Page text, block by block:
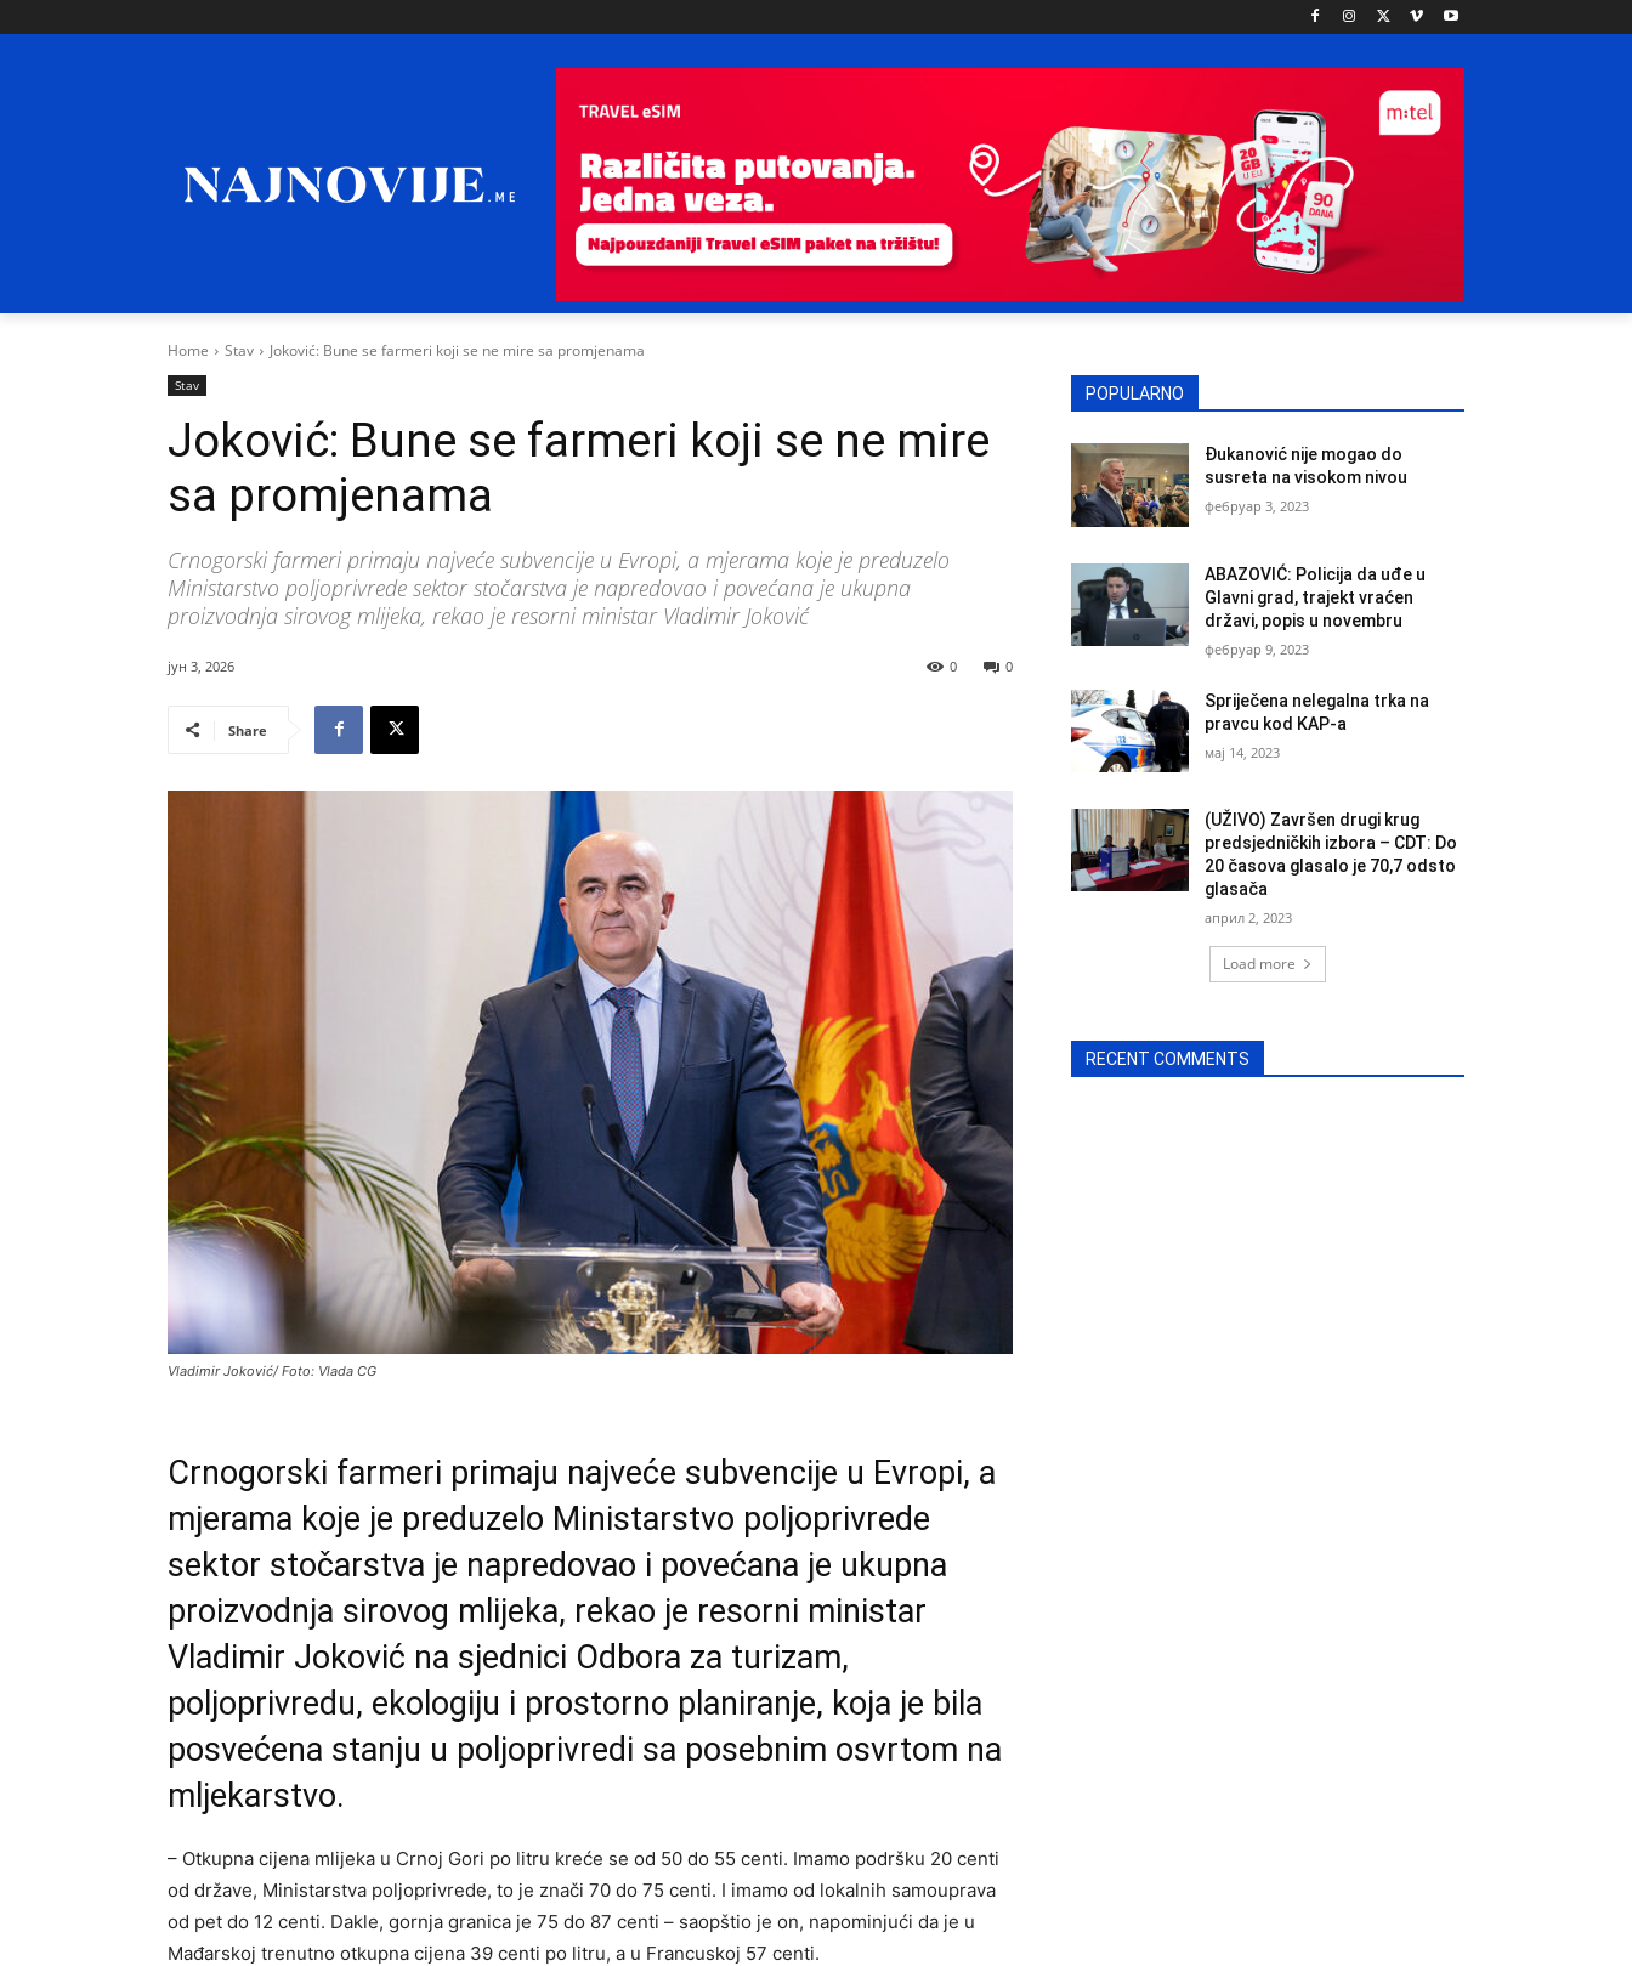
Home Stav Joković: Bune se farmeri koji se ne mire sa promjenama
Stav
Joković: Bune se farmeri koji se ne mire
sa promjenama
Crnogorski farmeri primaju najveće subvencije u Evropi, a mjerama koje je preduzelo
Ministarstvo poljoprivrede sektor stočarstva je napredovao i povećana je ukupna
proizvodnja sirovog mlijeka, rekao je resorni ministar Vladimir Joković
јун 3, 2026 0
0
Share
Vladimir Joković/ Foto: Vlada CG
Crnogorski farmeri primaju najveće subvencije u Evropi, a
mjerama koje je preduzelo Ministarstvo poljoprivrede
sektor stočarstva je napredovao i povećana je ukupna
proizvodnja sirovog mlijeka, rekao je resorni ministar
Vladimir Joković na sjednici Odbora za turizam,
poljoprivredu, ekologiju i prostorno planiranje, koja je bila
posvećena stanju u poljoprivredi sa posebnim osvrtom na
mljekarstvo.
– Otkupna cijena mlijeka u Crnoj Gori po litru kreće se od 50 do 55 centi. Imamo podršku 20 centi
od države, Ministarstva poljoprivrede, to je znači 70 do 75 centi. I imamo od lokalnih samouprava
od pet do 12 centi. Dakle, gornja granica je 75 do 87 centi – saopštio je on, napominjući da je u
Mađarskoj trenutno otkupna cijena 39 centi po litru, a u Francuskoj 57 centi.
POPULARNO
Đukanović nije mogao do
susreta na visokom nivou
фебруар 3, 2023
ABAZOVIĆ: Policija da uđe u
Glavni grad, trajekt vraćen
državi, popis u novembru
фебруар 9, 2023
Spriječena nelegalna trka na
pravcu kod KAP-a
мај 14, 2023
(UŽIVO) Završen drugi krug
predsjedničkih izbora – CDT: Do
20 časova glasalo je 70,7 odsto
glasača
април 2, 2023
Load more
RECENT COMMENTS